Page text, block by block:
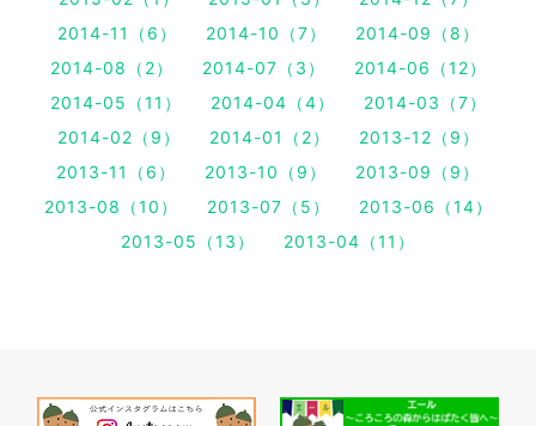
2014-11（6）
2014-10（7）
2014-09（8）
2014-08（2）
2014-07（3）
2014-06（12）
2014-05（11）
2014-04（4）
2014-03（7）
2014-02（9）
2014-01（2）
2013-12（9）
2013-11（6）
2013-10（9）
2013-09（9）
2013-08（10）
2013-07（5）
2013-06（14）
2013-05（13）
2013-04（11）